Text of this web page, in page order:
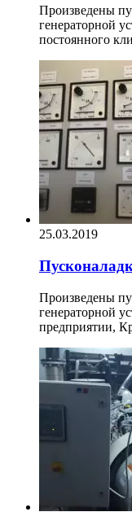
Произведены
генераторной
постоянного
25.03.2019
Произведены
генераторной
предприятии,